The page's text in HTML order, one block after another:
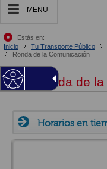
MENU
Estás en:
Inicio
Tu Transporte Público
Ronda de la Comunicación
Ronda de
Horarios en